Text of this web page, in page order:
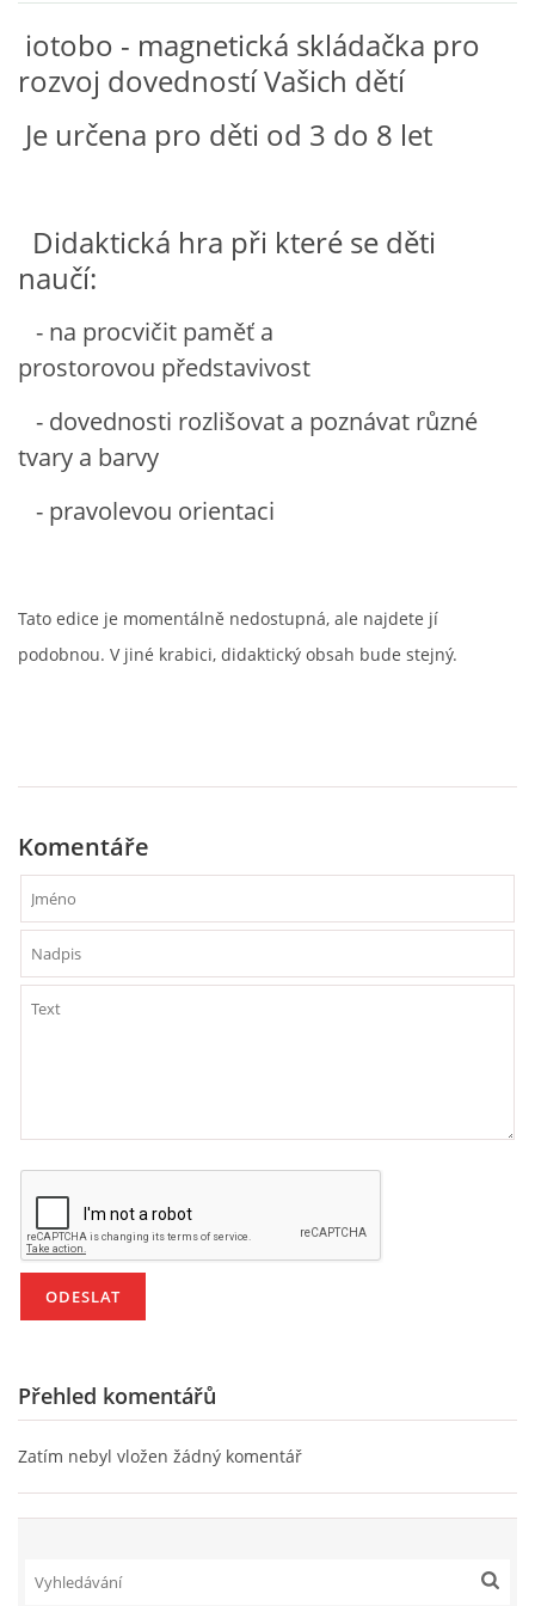
VZDĚLÁVACÍ BLOK ZÁŘÍ
VZDĚLÁVACÍ BLOK ŘÍJEN
VZDĚLÁVACÍ BLOK PROSINEC
VZDĚLÁVACÍ BLOK LEDEN
VZDĚLÁVACÍ BLOK ÚNOR
VÝTVARNÉ TECHNIKY
VÝTVARNÉ AKTIVITY - LÉTO
VÝTVARNÉ AKTIVITY - PODZIM
HÁDANKY K TÉMATU JARO, LÉTO, PODZIM,ZIMA
PÍSNĚ K TÉMATU JARO
POHYBOVÉ AKTIVITY NA TÉMA LÉTO
iotobo - magnetická skládačka pro
rozvoj dovedností Vašich dětí
Je určena pro děti od 3 do 8 let
Didaktická hra při které se děti
naučí:
- na procvičit paměť a
prostorovou představivost
- dovednosti rozlišovat a poznávat různé
tvary a barvy
- pravolevou orientaci
Tato edice je momentálně nedostupná, ale najdete jí
podobnou. V jiné krabici, didaktický obsah bude stejný.
Komentáře
Přehled komentářů
Zatím nebyl vložen žádný komentář